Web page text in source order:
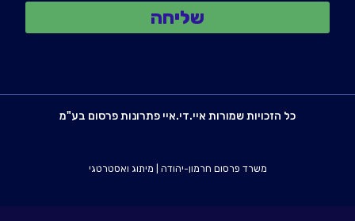
שליחה
כל הזכויות שמורות איי.די.איי פתרונות פרסום בע"מ
משרד פרסום חרמון-יהודה מיתוג ואסטרטגי